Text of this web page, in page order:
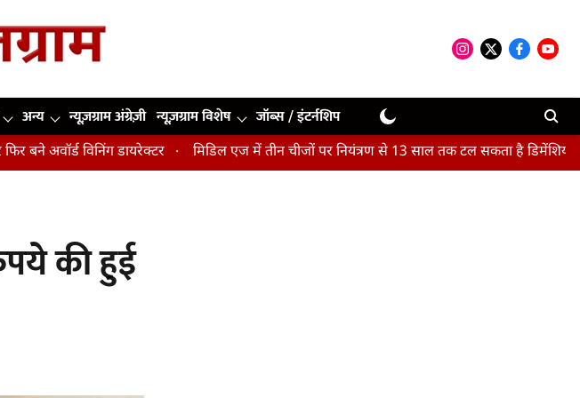
अन्य न्यूज़ग्राम अंग्रेज़ी न्यूज़ग्राम विशेष जॉब्स / इंटर्नशिप
डायरेक्टर मिडिल एज में तीन चीजों पर नियंत्रण से 13 साल तक टल सकता है डिमेंशिया : अध्ययन
की हुई